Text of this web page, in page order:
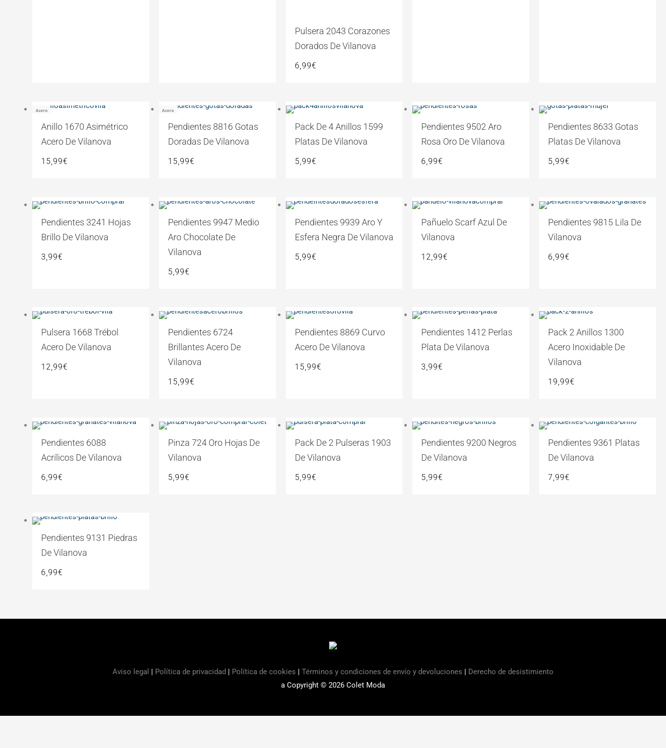
Pulsera 2043 Corazones
Dorados De Vilanova
6,99€
Acero
Anillo 1670 Asimétrico
Acero De Vilanova
15,99€
Acero
Pendientes 8816 Gotas
Doradas De Vilanova
15,99€
Pack De 4 Anillos 1599
Platas De Vilanova
5,99€
Pendientes 9502 Aro
Rosa Oro De Vilanova
6,99€
Pendientes 8633 Gotas
Platas De Vilanova
5,99€
Pendientes 3241 Hojas
Brillo De Vilanova
3,99€
Pendientes 9947 Medio
Aro Chocolate De
Vilanova
5,99€
Pendientes 9939 Aro Y
Esfera Negra De Vilanova
5,99€
Pañuelo Scarf Azul De
Vilanova
12,99€
Pendientes 9815 Lila De
Vilanova
6,99€
Pulsera 1668 Trébol
Acero De Vilanova
12,99€
Pendientes 6724
Brillantes Acero De
Vilanova
15,99€
Pendientes 8869 Curvo
Acero De Vilanova
15,99€
Pendientes 1412 Perlas
Plata De Vilanova
3,99€
Pack 2 Anillos 1300
Acero Inoxidable De
Vilanova
19,99€
Pendientes 6088
Acrílicos De Vilanova
6,99€
Pinza 724 Oro Hojas De
Vilanova
5,99€
Pack De 2 Pulseras 1903
De Vilanova
5,99€
Pendientes 9200 Negros
De Vilanova
5,99€
Pendientes 9361 Platas
De Vilanova
7,99€
Pendientes 9131 Piedras
De Vilanova
6,99€
Aviso legal | Política de privacidad | Política de cookies | Términos y condiciones de envío y devoluciones | Derecho de desistimiento
a Copyright © 2026 Colet Moda